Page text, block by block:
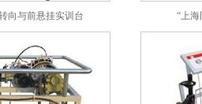
向与前悬挂实训台 “上